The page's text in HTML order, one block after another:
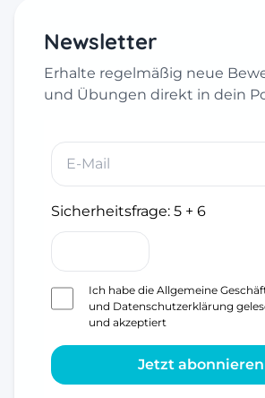
Newsletter
Erhalte regelmäßig neue
und Übungen direkt in dein
Sicherheitsfrage: 5 + 6
Ich habe die Allgemeine
und Datenschutzerklärung
und akzeptiert
Jetzt abonnieren